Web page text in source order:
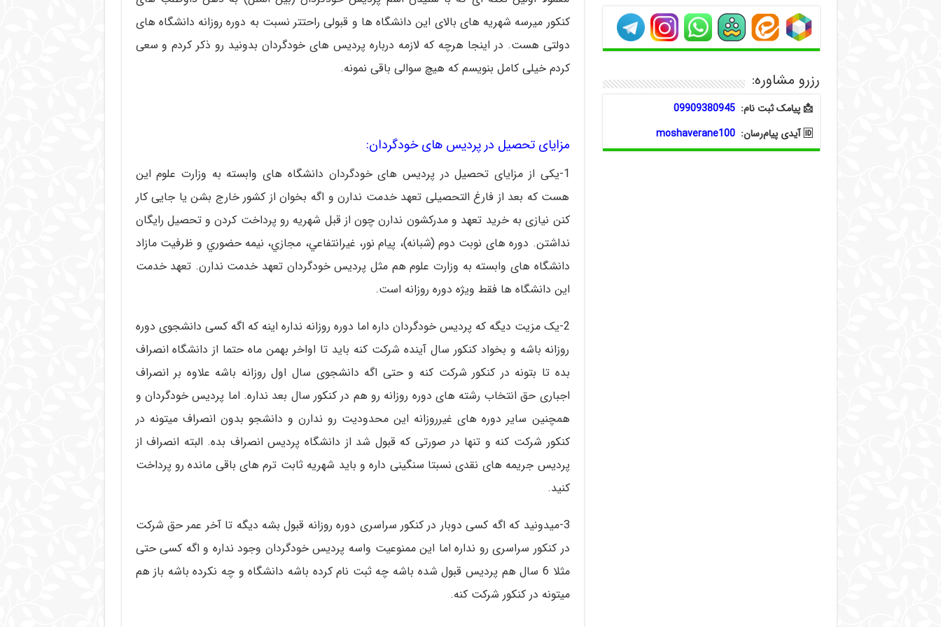
کنکور میرسه شهریه های بالای این دانشگاه ها و قبولی راحتتر نسبت به دوره روزانه دانشگاه های
دولتی هست. در اینجا هرچه که لازمه درباره پردیس های خودگردان بدونید رو ذکر کردم و سعی
کردم خیلی کامل بنویسم که هیچ سوالی باقی نمونه.
مزایای تحصیل در پردیس های خودگردان:
1-یکی از مزایای تحصیل در پردیس های خودگردان دانشگاه های وابسته به وزارت علوم این
هست که بعد از فارغ التحصیلی تعهد خدمت ندارن و اگه بخوان از کشور خارج بشن یا جایی کار
کنن نیازی به خرید تعهد و مدرکشون ندارن چون از قبل شهریه رو پرداخت کردن و تحصیل رایگان
نداشتن. دوره های نوبت دوم (شبانه)، پيام نور، غيرانتفاعي، مجازي، نيمه حضوري و ظرفیت مازاد
دانشگاه های وابسته به وزارت علوم هم مثل پردیس خودگردان تعهد خدمت ندارن. تعهد خدمت
این دانشگاه ها فقط ویژه دوره روزانه است.
2-یک مزیت دیگه که پردیس خودگردان داره اما دوره روزانه نداره اینه که اگه کسی دانشجوی دوره
روزانه باشه و بخواد کنکور سال آینده شرکت کنه باید تا اواخر بهمن ماه حتما از دانشگاه انصراف
بده تا بتونه در کنکور شرکت کنه و حتی اگه دانشجوی سال اول روزانه باشه علاوه بر انصراف
اجباری حق انتخاب رشته های دوره روزانه رو هم در کنکور سال بعد نداره. اما پردیس خودگردان و
همچنین سایر دوره های غیرروزانه این محدودیت رو ندارن و دانشجو بدون انصراف میتونه در
کنکور شرکت کنه و تنها در صورتی که قبول شد از دانشگاه پردیس انصراف بده. البته انصراف از
پردیس جریمه های نقدی نسبتا سنگینی داره و باید شهریه ثابت ترم های باقی مانده رو پرداخت
کنید.
3-میدونید که اگه کسی دوبار در کنکور سراسری دوره روزانه قبول بشه دیگه تا آخر عمر حق شرکت
در کنکور سراسری رو نداره اما این ممنوعیت واسه پردیس خودگردان وجود نداره و اگه کسی حتی
مثلا 6 سال هم پردیس قبول شده باشه چه ثبت نام کرده باشه دانشگاه و چه نکرده باشه باز هم
میتونه در کنکور شرکت کنه.
رزرو مشاوره:
📩 پیامک ثبت نام:09909380945
🆔 آیدی پیام‌رسان:
moshaverane100